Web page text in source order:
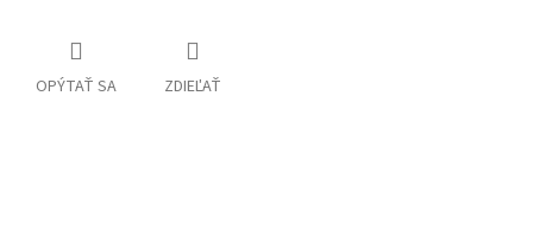
OPÝTAŤ SA ZDIEĽAŤ